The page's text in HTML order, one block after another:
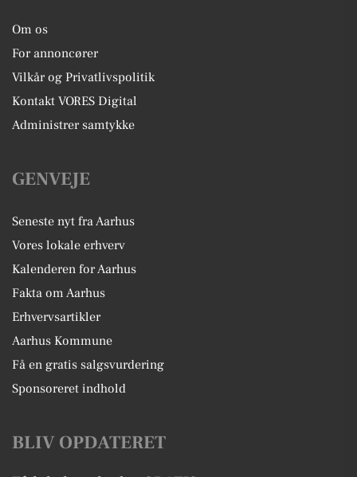
Om os
For annoncører
Vilkår og Privatlivspolitik
Kontakt VORES Digital
Administrer samtykke
GENVEJE
Seneste nyt fra Aarhus
Vores lokale erhverv
Kalenderen for Aarhus
Fakta om Aarhus
Erhvervsartikler
Aarhus Kommune
Få en gratis salgsvurdering
Sponsoreret indhold
BLIV OPDATERET